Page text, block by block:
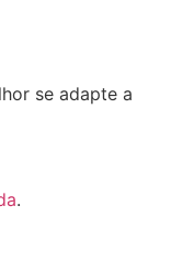
se adapte a
.